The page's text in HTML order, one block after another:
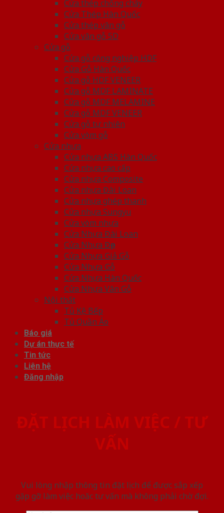
Cửa thép chống cháy
Cửa Thép Hàn Quốc
Cửa thép vân gỗ
Cửa vân gỗ 5D
Cửa gỗ
Cửa gỗ công nghiệp HDF
Cửa Gỗ Hàn Quốc
Cửa gỗ HDF VENEER
Cửa gỗ MDF LAMINATE
Cửa gỗ MDF MELAMINE
Cửa gỗ MDF VENEER
Cửa gỗ tự nhiên
Cửa vòm gỗ
Cửa nhựa
Cửa nhựa ABS Hàn Quốc
Cửa nhựa cao cấp
Cửa nhựa Composite
Cửa nhựa Đài Loan
Cửa nhựa ghép thanh
Cửa nhựa Sungyu
Cửa vòm nhựa
Cửa Nhựa Đài Loan
Cửa Nhựa Đẹp
Cửa Nhựa Giả Gỗ
Cửa Nhựa Gỗ
Cửa Nhựa Hàn Quốc
Cửa Nhựa Vân Gỗ
Nội thất
Tủ Kệ Bếp
Tủ Quần Áo
Báo giá
Dự án thực tế
Tin tức
Liên hệ
Đăng nhập
ĐẶT LỊCH LÀM VIỆC / TƯ
VẤN
Vui lòng nhập thông tin đặt lịch để được sắp xếp
gặp gỡ làm việc hoăc tư vấn mà không phải chờ đợi.